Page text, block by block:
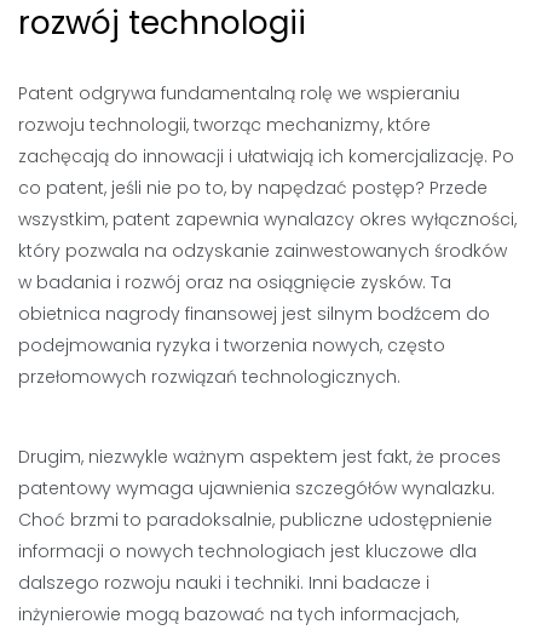
rozwój technologii
Patent odgrywa fundamentalną rolę we wspieraniu
rozwoju technologii, tworząc mechanizmy, które
zachęcają do innowacji i ułatwiają ich komercjalizację. Po
co patent, jeśli nie po to, by napędzać postęp? Przede
wszystkim, patent zapewnia wynalazcy okres wyłączności,
który pozwala na odzyskanie zainwestowanych środków
w badania i rozwój oraz na osiągnięcie zysków. Ta
obietnica nagrody finansowej jest silnym bodźcem do
podejmowania ryzyka i tworzenia nowych, często
przełomowych rozwiązań technologicznych.
Drugim, niezwykle ważnym aspektem jest fakt, że proces
patentowy wymaga ujawnienia szczegółów wynalazku.
Choć brzmi to paradoksalnie, publiczne udostępnienie
informacji o nowych technologiach jest kluczowe dla
dalszego rozwoju nauki i techniki. Inni badacze i
inżynierowie mogą bazować na tych informacjach,